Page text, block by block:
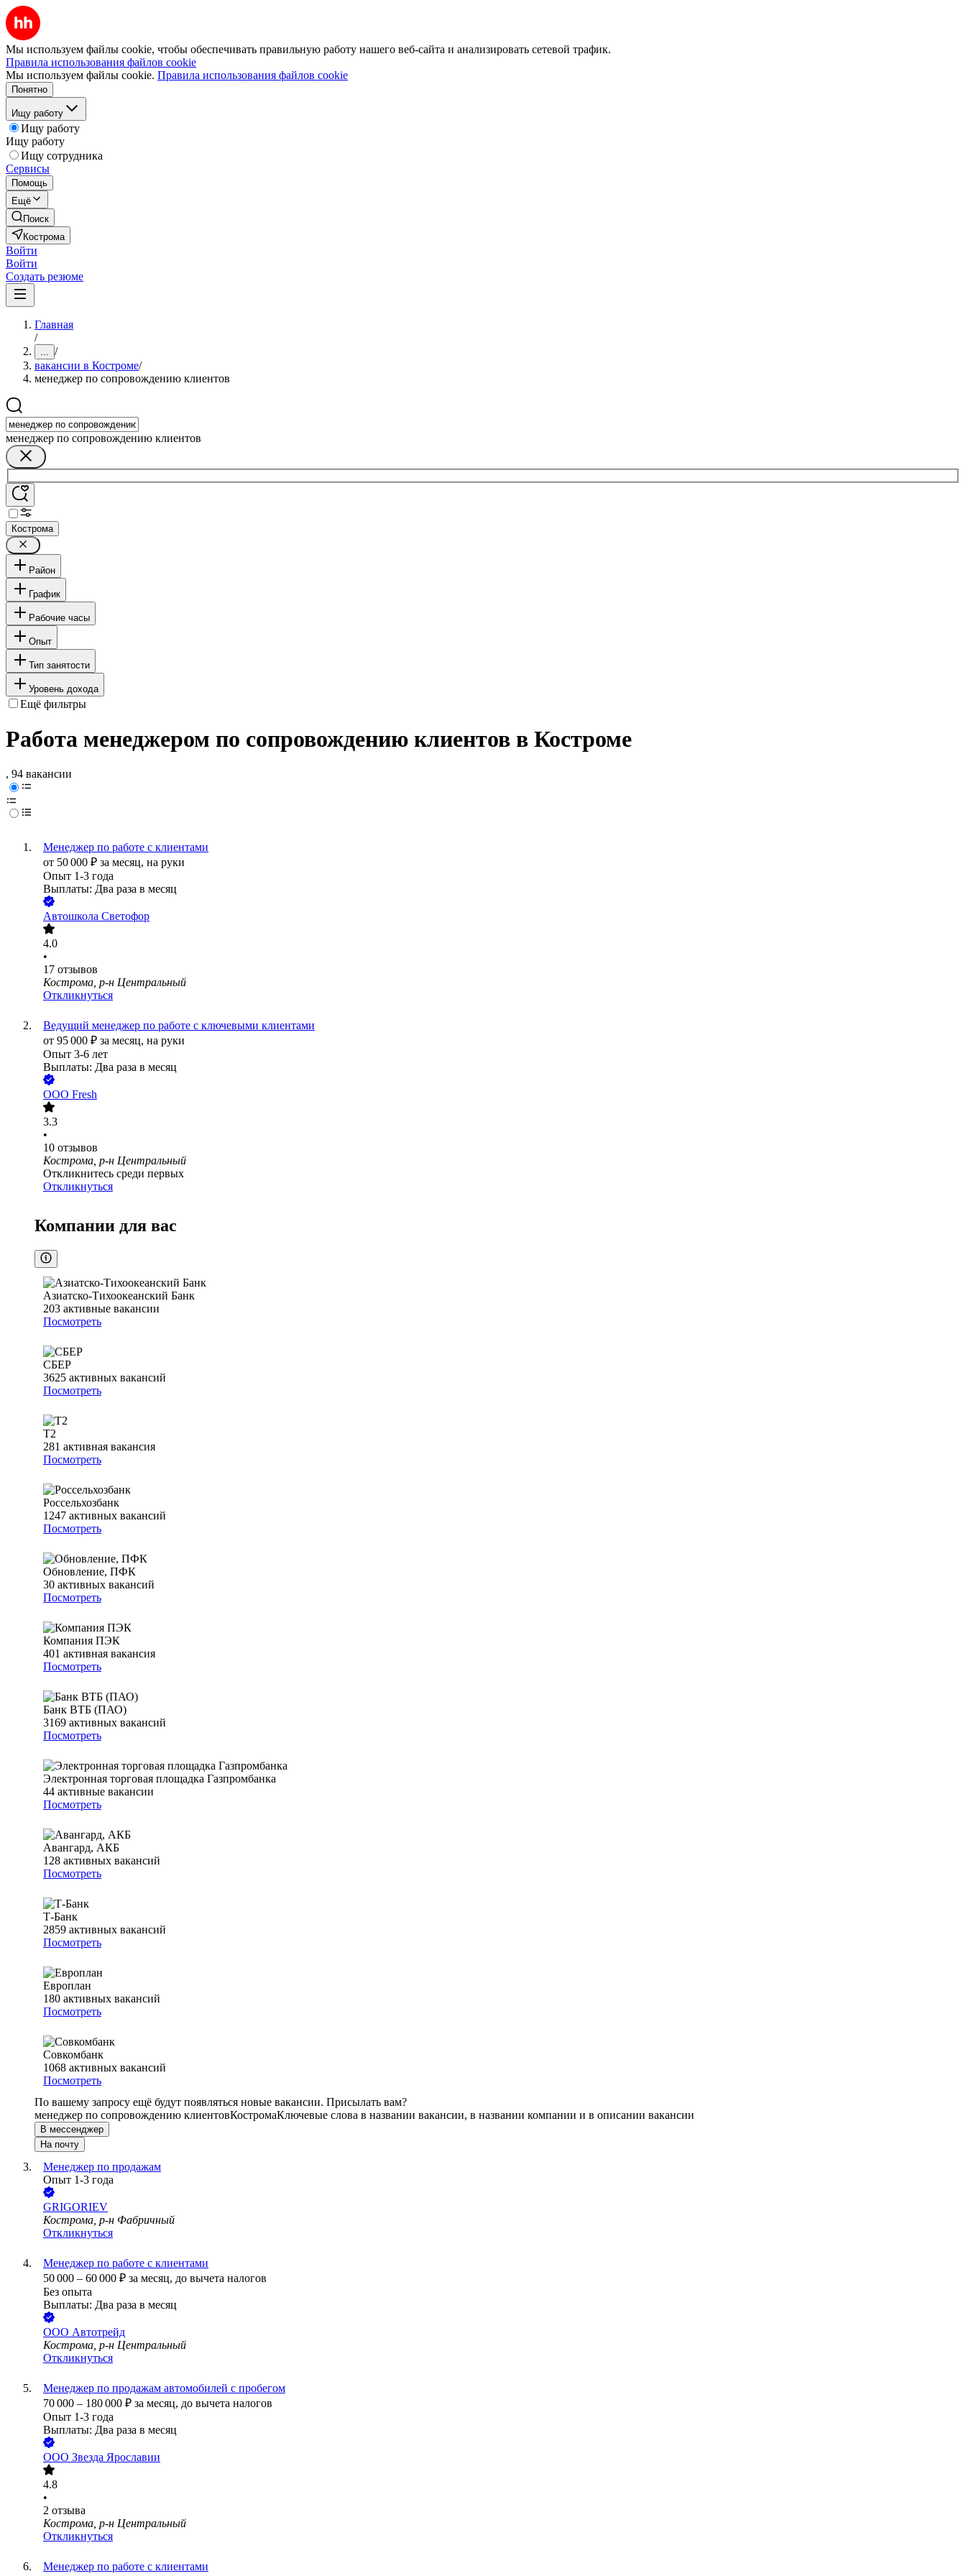
Мы используем файлы cookie, чтобы обеспечивать правильную работу нашего веб-сайта и анализировать сетевой трафик.
Правила использования файлов cookie
Мы используем файлы cookie. Правила использования файлов cookie
Понятно
Ищу работу
Ищу работу
Ищу работу
Ищу сотрудника
Сервисы
Помощь
Ещё
Поиск
Кострома
Войти
Войти
Создать резюме
Главная
/
... /
вакансии в Костроме/
менеджер по сопровождению клиентов
менеджер по сопровождению клиентов
Кострома
Район
График
Рабочие часы
Опыт
Тип занятости
Уровень дохода
Ещё фильтры
Работа менеджером по сопровождению клиентов в Костроме
, 94 вакансии
Менеджер по работе с клиентами
от 50 000 ₽ за месяц, на руки
Опыт 1-3 года
Выплаты: Два раза в месяц
Автошкола Светофор
4.0
•
17 отзывов
Кострома, р-н Центральный
Откликнуться
Ведущий менеджер по работе с ключевыми клиентами
от 95 000 ₽ за месяц, на руки
Опыт 3-6 лет
Выплаты: Два раза в месяц
ООО Fresh
3.3
•
10 отзывов
Кострома, р-н Центральный
Откликнитесь среди первых
Откликнуться
Компании для вас
Азиатско-Тихоокеанский Банк
203 активные вакансии
Посмотреть
СБЕР
3625 активных вакансий
Посмотреть
T2
281 активная вакансия
Посмотреть
Россельхозбанк
1247 активных вакансий
Посмотреть
Обновление, ПФК
30 активных вакансий
Посмотреть
Компания ПЭК
401 активная вакансия
Посмотреть
Банк ВТБ (ПАО)
3169 активных вакансий
Посмотреть
Электронная торговая площадка Газпромбанка
44 активные вакансии
Посмотреть
Авангард, АКБ
128 активных вакансий
Посмотреть
Т-Банк
2859 активных вакансий
Посмотреть
Европлан
180 активных вакансий
Посмотреть
Совкомбанк
1068 активных вакансий
Посмотреть
По вашему запросу ещё будут появляться новые вакансии. Присылать вам?
менеджер по сопровождению клиентовКостромаКлючевые слова в названии вакансии, в названии компании и в описании вакансии
В мессенджер
На почту
Менеджер по продажам
Опыт 1-3 года
GRIGORIEV
Кострома, р-н Фабричный
Откликнуться
Менеджер по работе с клиентами
50 000 – 60 000 ₽ за месяц, до вычета налогов
Без опыта
Выплаты: Два раза в месяц
ООО Автотрейд
Кострома, р-н Центральный
Откликнуться
Менеджер по продажам автомобилей с пробегом
70 000 – 180 000 ₽ за месяц, до вычета налогов
Опыт 1-3 года
Выплаты: Два раза в месяц
ООО Звезда Ярославии
4.8
•
2 отзыва
Кострома, р-н Центральный
Откликнуться
Менеджер по работе с клиентами